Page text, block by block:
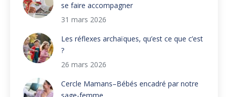
se faire accompagner
31 mars 2026
Les réflexes archaïques, qu’est ce que c’est
?
26 mars 2026
Cercle Mamans–Bébés encadré par notre